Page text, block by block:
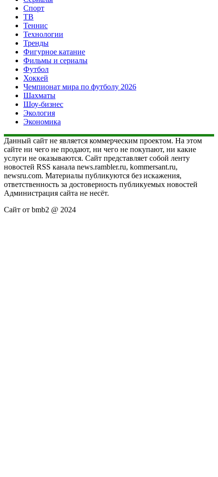
Спорт
ТВ
Теннис
Технологии
Тренды
Фигурное катание
Фильмы и сериалы
Футбол
Хоккей
Чемпионат мира по футболу 2026
Шахматы
Шоу-бизнес
Экология
Экономика
Данный сайт не является коммерческим проектом. На этом
сайте ни чего не продают, ни чего не покупают, ни какие
услуги не оказываются. Сайт представляет собой ленту
новостей RSS канала news.rambler.ru, kommersant.ru,
newsru.com. Материалы публикуются без искажения,
ответственность за достоверность публикуемых новостей
Администрация сайта не несёт.
Сайт от bmb2 @ 2024